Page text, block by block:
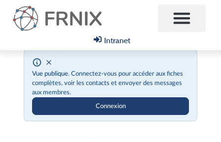
Intranet
Vue publique. Connectez-vous pour accéder aux fiches
complètes, voir les contacts et envoyer des messages
aux membres.
Connexion